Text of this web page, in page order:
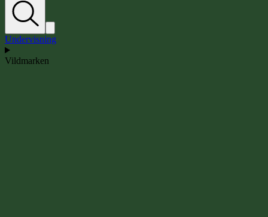
Undervisning
Vildmarken